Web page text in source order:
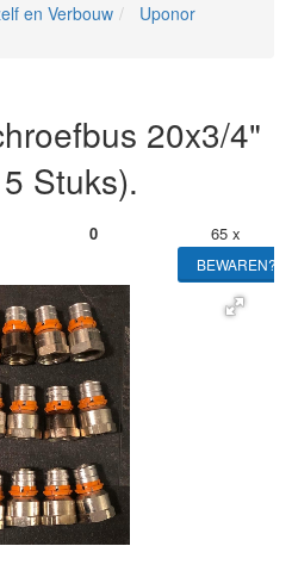
en Verbouw
Uponor
20x3/4"
Stuks).
0 65 x
BEWAREN?